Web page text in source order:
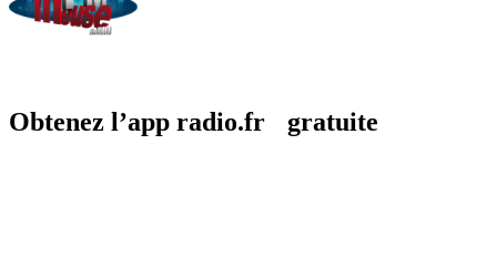
Obtenez l’app radio.fr gratuite